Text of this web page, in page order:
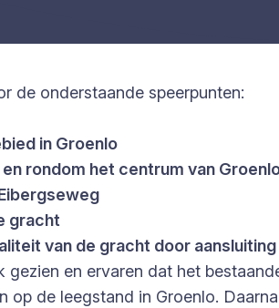
de onderstaande speerpunten:
in Groenlo
rondom het centrum van
gracht
van de gracht door aansluiting
en ervaren dat het
op de leegstand in Groenlo.